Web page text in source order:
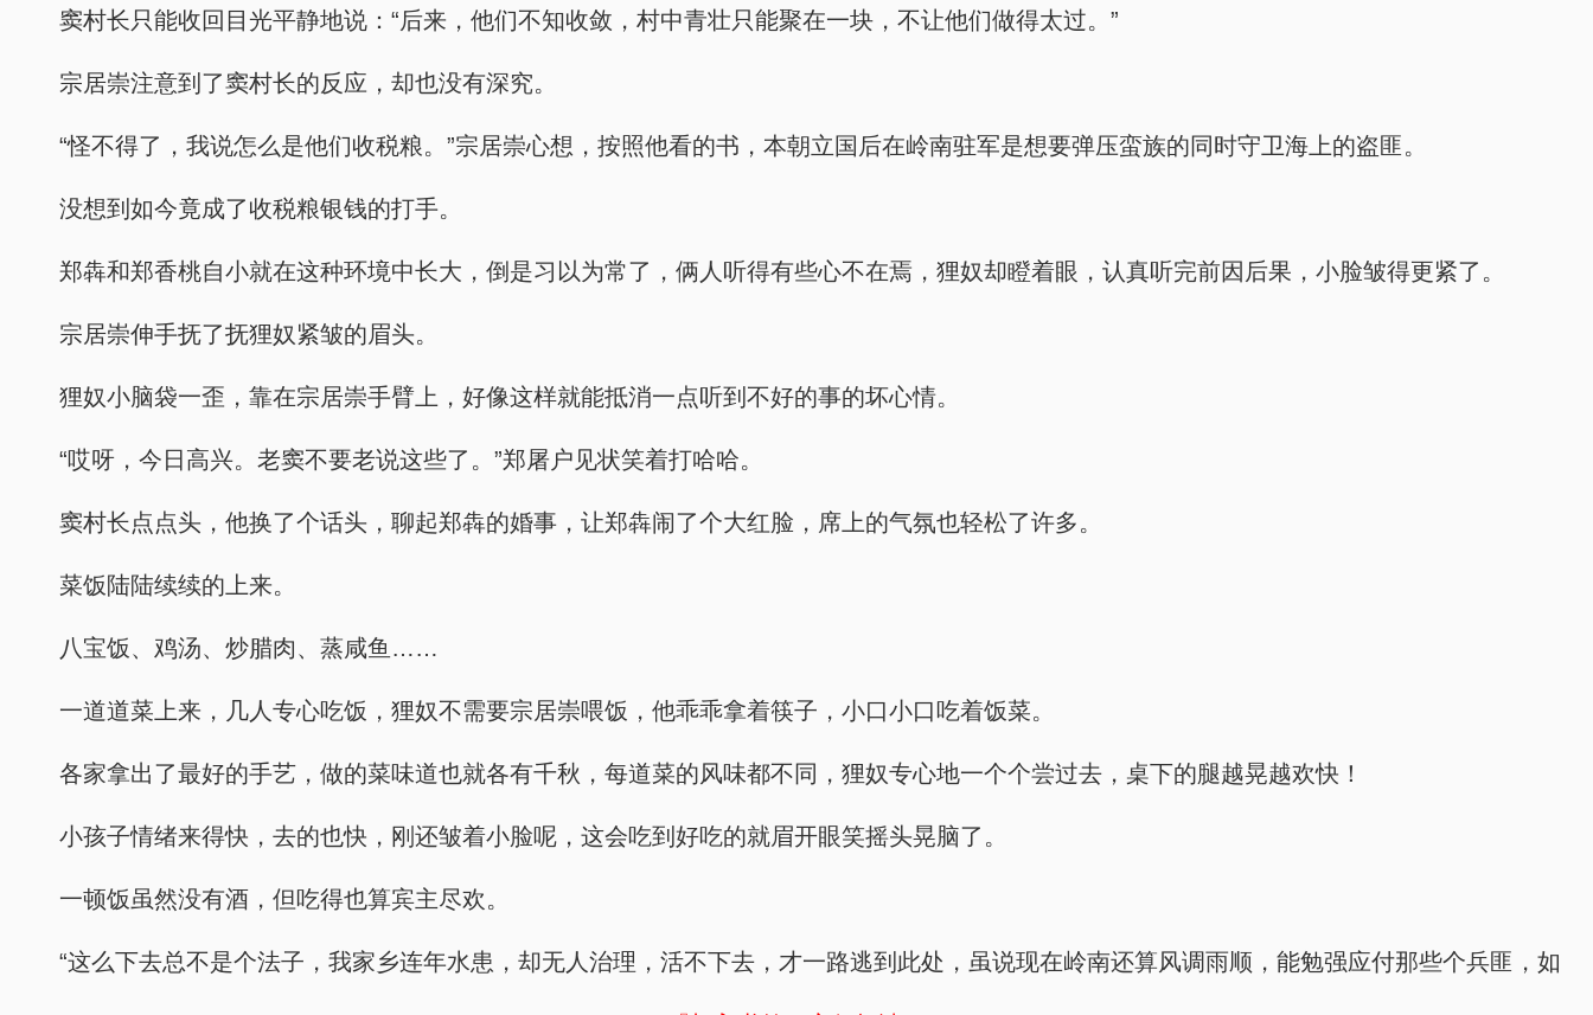
窦村长只能收回目光平静地说：“后来，他们不知收敛，村中青壮只能聚在一块，不让他们做得太过。”
宗居崇注意到了窦村长的反应，却也没有深究。
“怪不得了，我说怎么是他们收税粮。”宗居崇心想，按照他看的书，本朝立国后在岭南驻军是想要弹压蛮族的同时守卫海上的盗匪。
没想到如今竟成了收税粮银钱的打手。
郑犇和郑香桃自小就在这种环境中长大，倒是习以为常了，俩人听得有些心不在焉，狸奴却瞪着眼，认真听完前因后果，小脸皱得更紧了。
宗居崇伸手抚了抚狸奴紧皱的眉头。
狸奴小脑袋一歪，靠在宗居崇手臂上，好像这样就能抵消一点听到不好的事的坏心情。
“哎呀，今日高兴。老窦不要老说这些了。”郑屠户见状笑着打哈哈。
窦村长点点头，他换了个话头，聊起郑犇的婚事，让郑犇闹了个大红脸，席上的气氛也轻松了许多。
菜饭陆陆续续的上来。
八宝饭、鸡汤、炒腊肉、蒸咸鱼……
一道道菜上来，几人专心吃饭，狸奴不需要宗居崇喂饭，他乖乖拿着筷子，小口小口吃着饭菜。
各家拿出了最好的手艺，做的菜味道也就各有千秋，每道菜的风味都不同，狸奴专心地一个个尝过去，桌下的腿越晃越欢快！
小孩子情绪来得快，去的也快，刚还皱着小脸呢，这会吃到好吃的就眉开眼笑摇头晃脑了。
一顿饭虽然没有酒，但吃得也算宾主尽欢。
“这么下去总不是个法子，我家乡连年水患，却无人治理，活不下去，才一路逃到此处，虽说现在岭南还算风调雨顺，能勉强应付那些个兵匪，如